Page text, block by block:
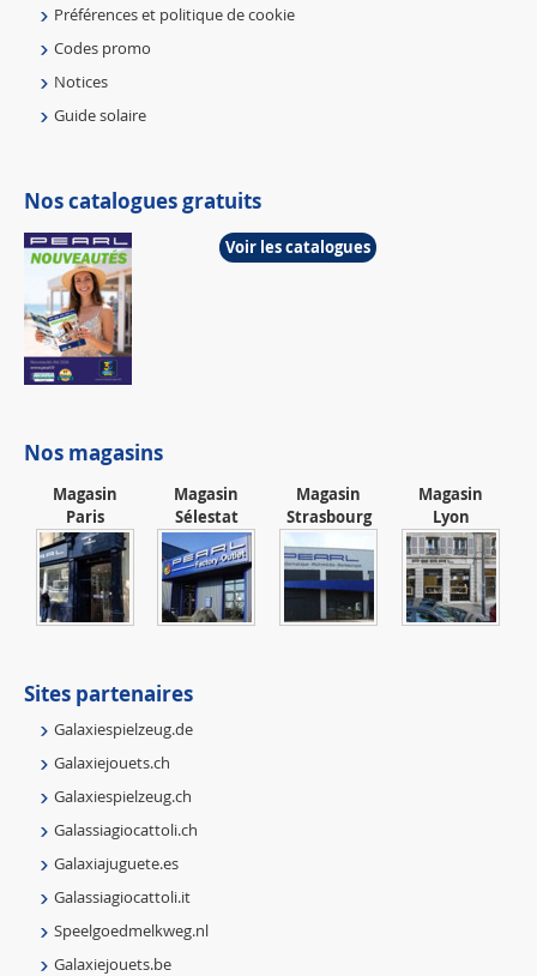
Préférences et politique de cookie
Codes promo
Notices
Guide solaire
Nos catalogues gratuits
Voir les catalogues
Nos magasins
Magasin
Paris
Magasin
Sélestat
Magasin
Strasbourg
Magasin
Lyon
Sites partenaires
Galaxiespielzeug.de
Galaxiejouets.ch
Galaxiespielzeug.ch
Galassiagiocattoli.ch
Galaxiajuguete.es
Galassiagiocattoli.it
Speelgoedmelkweg.nl
Galaxiejouets.be